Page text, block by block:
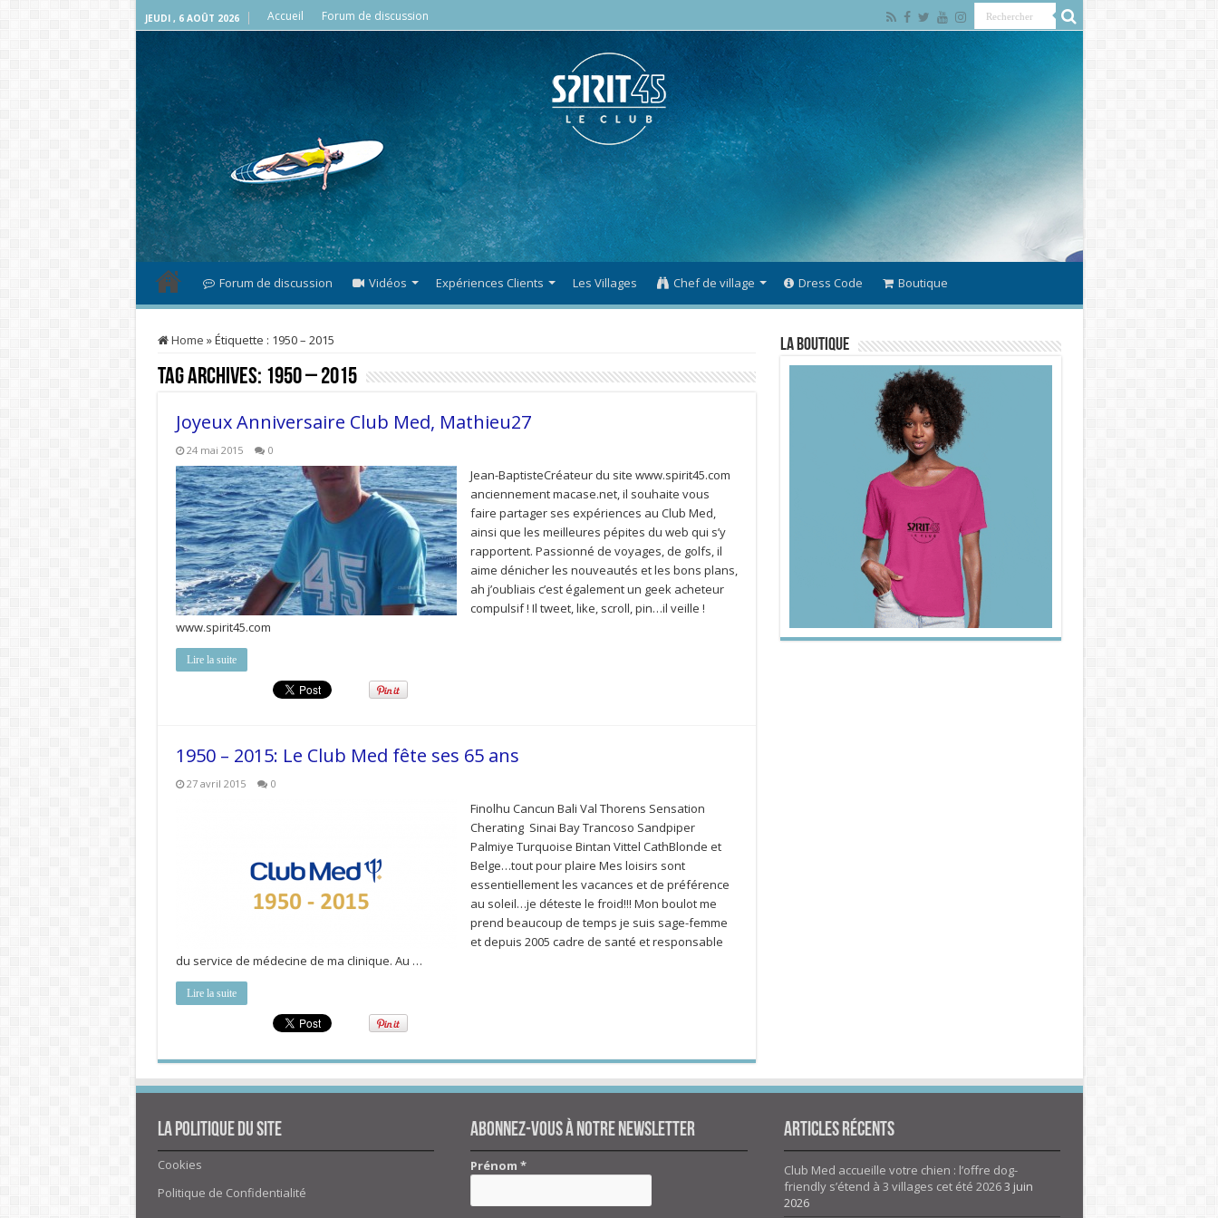
JEUDI , 6 AOÛT 2026 Accueil Forum de discussion
Forum de discussion Vidéos Expériences Clients Les Villages Chef de village Dress Code Boutique
Home »Étiquette : 1950 – 2015
Tag Archives: 1950 – 2015
Joyeux Anniversaire Club Med, Mathieu27
24 mai 2015 0
Jean-BaptisteCréateur du site www.spirit45.com
anciennement macase.net, il souhaite vous
faire partager ses expériences au Club Med,
ainsi que les meilleures pépites du web qui s’y
rapportent. Passionné de voyages, de golfs, il
aime dénicher les nouveautés et les bons plans,
ah j’oubliais c’est également un geek acheteur
compulsif ! Il tweet, like, scroll, pin…il veille !
www.spirit45.com
Lire la suite
1950 – 2015: Le Club Med fête ses 65 ans
27 avril 2015 0
Finolhu Cancun Bali Val Thorens Sensation
Cherating Sinai Bay Trancoso Sandpiper
Palmiye Turquoise Bintan Vittel CathBlonde et
Belge…tout pour plaire Mes loisirs sont
essentiellement les vacances et de préférence
au soleil…je déteste le froid!!! Mon boulot me
prend beaucoup de temps je suis sage-femme
et depuis 2005 cadre de santé et responsable
du service de médecine de ma clinique. Au …
Lire la suite
La Boutique
La politique du site
Cookies
Politique de Confidentialité
Abonnez-vous à notre newsletter
Prénom*
Articles Récents
Club Med accueille votre chien : l’offre dog-
friendly s’étend à 3 villages cet été 20263 juin
2026